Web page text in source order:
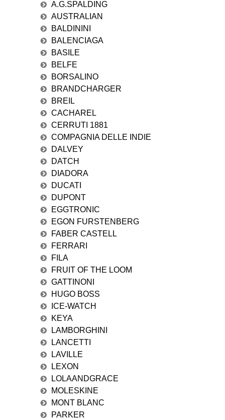
A.G.SPALDING
AUSTRALIAN
BALDININI
BALENCIAGA
BASILE
BELFE
BORSALINO
BRANDCHARGER
BREIL
CACHAREL
CERRUTI 1881
COMPAGNIA DELLE INDIE
DALVEY
DATCH
DIADORA
DUCATI
DUPONT
EGGTRONIC
EGON FURSTENBERG
FABER CASTELL
FERRARI
FILA
FRUIT OF THE LOOM
GATTINONI
HUGO BOSS
ICE-WATCH
KEYA
LAMBORGHINI
LANCETTI
LAVILLE
LEXON
LOLAANDGRACE
MOLESKINE
MONT BLANC
PARKER